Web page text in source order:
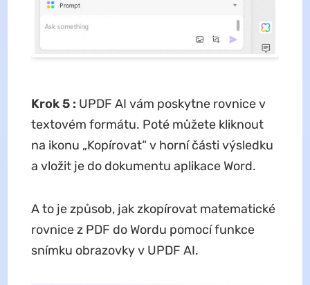
Krok 5 : UPDF AI vám poskytne rovnice v
textovém formátu. Poté můžete kliknout
na ikonu „Kopírovat“ v horní části výsledku
a vložit je do dokumentu aplikace Word.
A to je způsob, jak zkopírovat matematické
rovnice z PDF do Wordu pomocí funkce
snímku obrazovky v UPDF AI.